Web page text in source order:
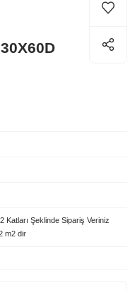
Katları Şeklinde Sipariş Veriniz
m2 dir